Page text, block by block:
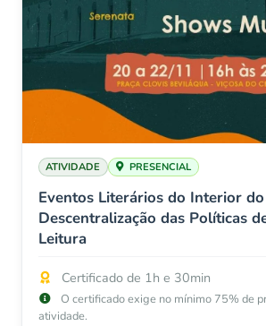
ATIVIDADE PRESENCIAL
Eventos Literários do Interior do
Descentralização das Políticas
Leitura
Certificado de 1h e 30min
O certificado exige no mínimo 75% de
atividade.